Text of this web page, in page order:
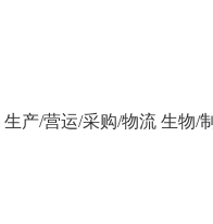
生产/营运/采购/物流 生物/